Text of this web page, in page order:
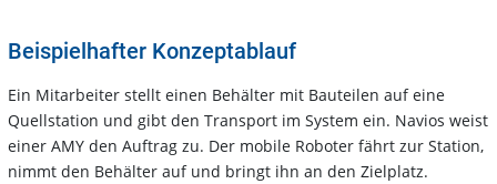
Beispielhafter Konzeptablauf
Ein Mitarbeiter stellt einen Behälter mit Bauteilen auf eine
Quellstation und gibt den Transport im System ein. Navios weist
einer AMY den Auftrag zu. Der mobile Roboter fährt zur Station,
nimmt den Behälter auf und bringt ihn an den Zielplatz.